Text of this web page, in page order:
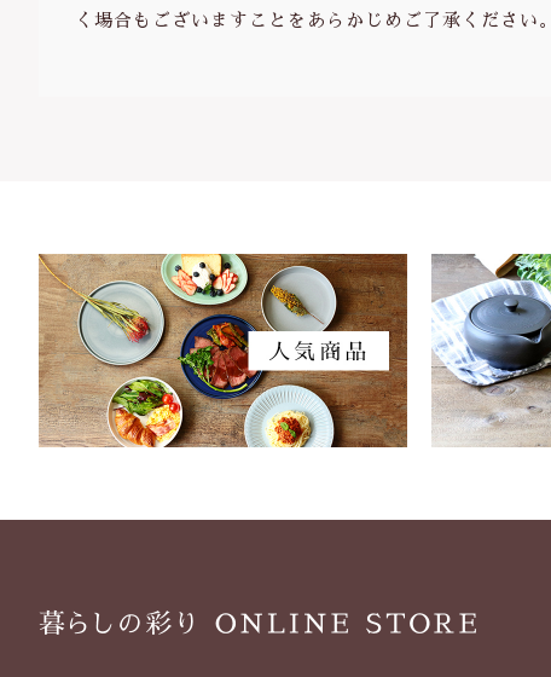
く場合もございますことをあらかじめご了承ください。